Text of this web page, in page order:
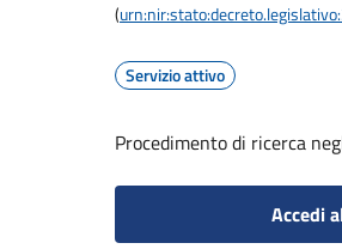
(
Servizio attivo
Procedimento di ricerca
Accedi